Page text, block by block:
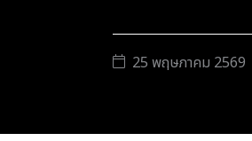
25 พฤษภาคม 2569